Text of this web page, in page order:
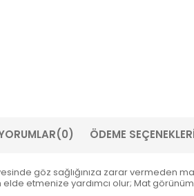
(0) ÖDEME SEÇENEKLERI
göz sağlığınıza zarar vermeden
etmenize yardımcı olur; Mat